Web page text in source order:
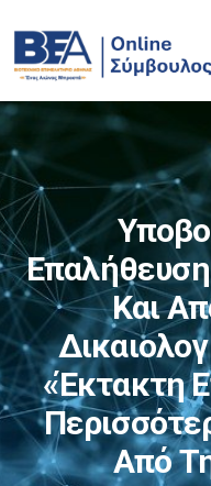
Και
«Έκτακτη
Από